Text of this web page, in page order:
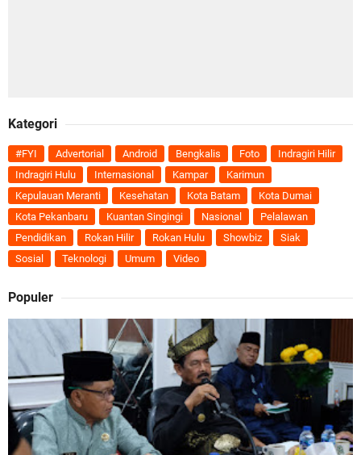
Kategori
#FYI Advertorial Android Bengkalis Foto
Indragiri Hilir
Indragiri Hulu
Internasional Kampar
Karimun
Kepulauan Meranti
Kesehatan Kota Batam
Kota Dumai
Kota Pekanbaru
Kuantan Singingi Nasional
Pelalawan
Pendidikan
Rokan Hilir Rokan Hulu Showbiz
Siak
Sosial
Teknologi Umum Video
Populer